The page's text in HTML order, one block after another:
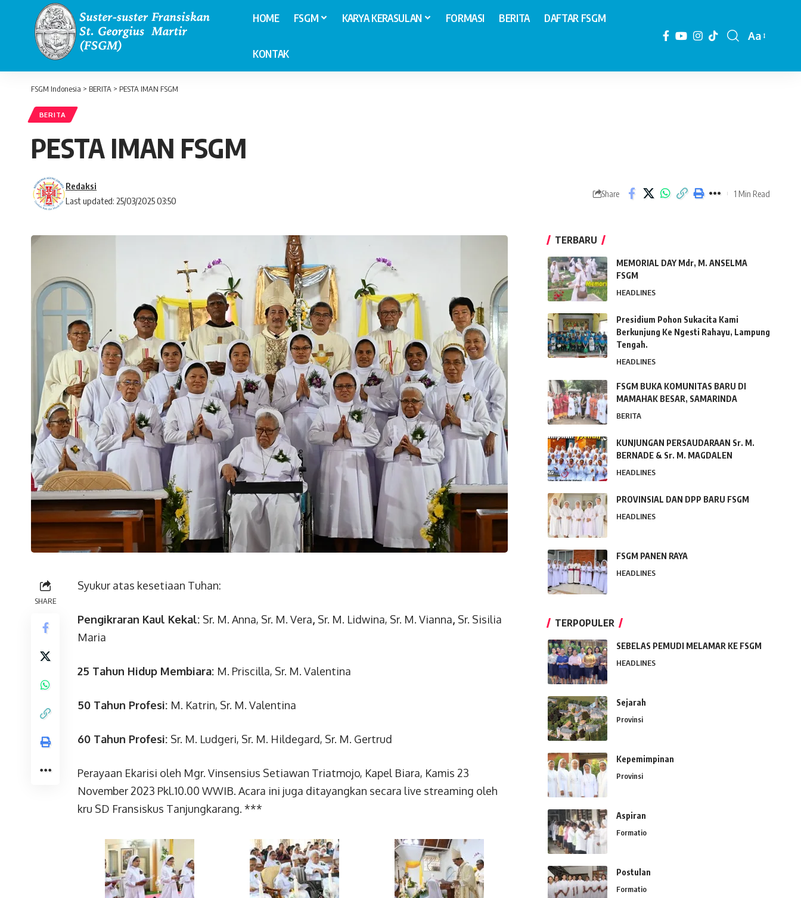
HOME FSGM KARYA KERASULAN FORMASI BERITA DAFTAR FSGM
KONTAK
Font
Aa
FSGM Indonesia > BERITA > PESTA IMAN FSGM
BERITA
PESTA IMAN FSGM
Last updated: 25/03/2025 03:50
Redaksi
Share 1 Min Read
SHARE
Syukur atas kesetiaan Tuhan:
Pengikraran Kaul Kekal: Sr. M. Anna, Sr. M. Vera, Sr. M. Lidwina, Sr. M. Vianna, Sr. Sisilia
Maria
25 Tahun Hidup Membiara: M. Priscilla, Sr. M. Valentina
50 Tahun Profesi: M. Katrin, Sr. M. Valentina
60 Tahun Profesi: Sr. M. Ludgeri, Sr. M. Hildegard, Sr. M. Gertrud
Perayaan Ekarisi oleh Mgr. Vinsensius Setiawan Triatmojo, Kapel Biara, Kamis 23
November 2023 Pkl.10.00 WWIB. Acara ini juga ditayangkan secara live streaming oleh
kru SD Fransiskus Tanjungkarang. ***
TERBARU
MEMORIAL DAY Mdr, M. ANSELMA
FSGM
HEADLINES
Presidium Pohon Sukacita Kami
Berkunjung Ke Ngesti Rahayu, Lampung
Tengah.
HEADLINES
FSGM BUKA KOMUNITAS BARU DI
MAMAHAK BESAR, SAMARINDA
BERITA
KUNJUNGAN PERSAUDARAAN Sr. M.
BERNADE & Sr. M. MAGDALEN
HEADLINES
PROVINSIAL DAN DPP BARU FSGM
HEADLINES
FSGM PANEN RAYA
HEADLINES
TERPOPULER
SEBELAS PEMUDI MELAMAR KE FSGM
HEADLINES
Sejarah
Provinsi
Kepemimpinan
Provinsi
Aspiran
Formatio
Postulan
Formatio